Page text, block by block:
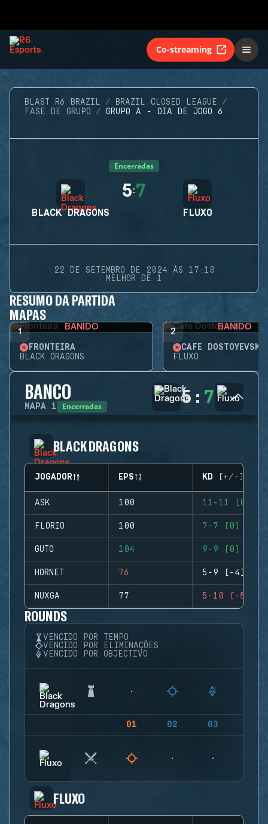
Co-streaming
BLAST R6 BRAZIL
BRAZIL CLOSED LEAGUE
FASE DE GRUPO
GRUPO A - DIA DE JOGO 6
Encerradas
BLACK DRAGONS
5:7
FLUXO
22 DE SETEMBRO DE 2024 ÀS 17:10
MELHOR DE 1
RESUMO DA PARTIDA
MAPAS
1 BANIDO
FRONTEIRA
BLACK DRAGONS
2 BANIDO
CAFÉ DOSTOYEVSKY
FLUXO
BANCO
MAPA 1 Encerradas 5 : 7
BLACK DRAGONS
JOGADOR EPS KD (+/-)
ASK 100 11-11 (0)
FLORIO 100 7-7 (0)
GUTO 104 9-9 (0)
HORNET 76 5-9 (-4)
NUXGA 77 5-10 (-5)
ROUNDS
VENCIDO POR TEMPO
VENCIDO POR ELIMINAÇÕES
VENCIDO POR OBJECTIVO
01 02 03
FLUXO